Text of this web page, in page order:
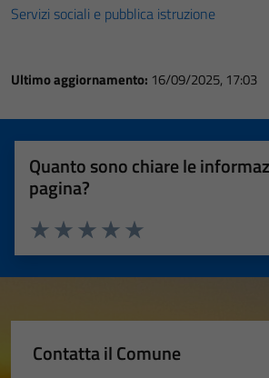
Servizi sociali e pubblica istruzione
Ultimo aggiornamento: 16/09/2025, 17:03
Quanto sono chiare le
pagina?
Valuta 5 stelle su 5
Valuta 4 stelle su 5
Valuta 3 stelle su 5
Valuta 2 stelle su 5
Valuta 1 stelle su 5
Contatta il Comune